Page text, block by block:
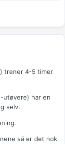
trener 4-5 timer
utøvere) har en
selv.
så er det nok